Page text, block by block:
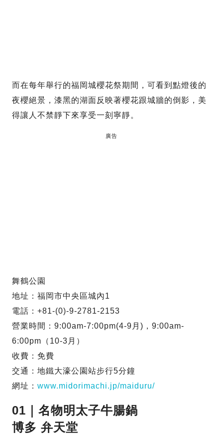
而在每年舉行的福岡城櫻花祭期間，可看到點燈後的
夜櫻絕景，漆黑的湖面反映著櫻花跟城牆的倒影，美
得讓人不禁靜下來享受一刻寧靜。
廣告
舞鶴公園
地址：福岡市中央區城內1
電話：+81-(0)-9-2781-2153
營業時間：9:00am-7:00pm(4-9月)，9:00am-
6:00pm（10-3月）
收費：免費
交通：地鐵大濠公園站步行5分鐘
網址： www.midorimachi.jp/maiduru/
01｜名物明太子牛腸鍋
博多 弁天堂